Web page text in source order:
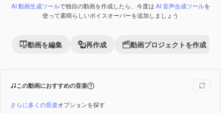
Premium
AI 動画生成ツールで独自の動画を作成したら、今度は AI 音声合成ツールを
使って素晴らしいボイスオーバーを追加しましょう
動画を編集 再作成 動画プロジェクトを作成
この動画におすすめの音楽
さらに多くの音楽オプションを探す